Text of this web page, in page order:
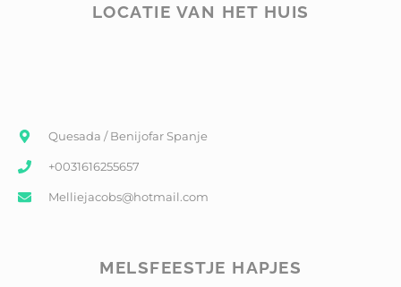
LOCATIE VAN HET HUIS
Quesada / Benijofar Spanje
+0031616255657
Melliejacobs@hotmail.com
MELSFEESTJE HAPJES